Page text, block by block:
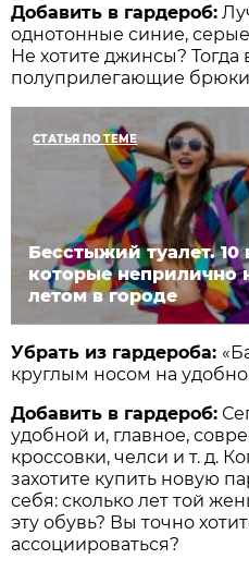
Добавить в гардероб:
однотонные синие,
Не хотите джинсы? Тогда
полуприлегающие
СТАТЬЯ ПО ТЕМЕ
Бесстыжий туалет. 10
которые неприлично
летом в городе
Убрать из гардероба:
круглым носом на
Добавить в гардероб:
удобной и, главное,
кроссовки, челси и т. д.
захотите купить новую
себя: сколько лет той
эту обувь? Вы точно
ассоциироваться?